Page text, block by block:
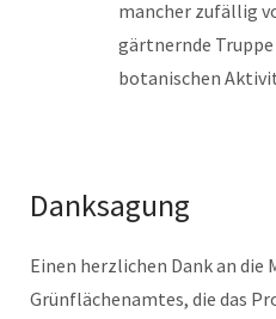
mancher zufällig
gärtnernde Truppe
botanischen
Danksagung
Einen herzlichen Dank an die
Grünflächenamtes, die das